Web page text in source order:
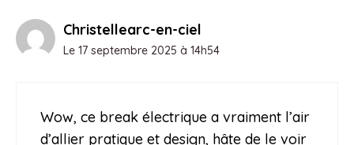
Christellearc-en-ciel
Le 17 septembre 2025 à 14h54
Wow, ce break électrique a vraiment l’air
d’allier pratique et design, hâte de le voir